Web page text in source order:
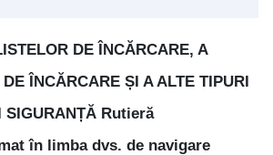
DE ÎNCĂRCARE, A
ÎNCĂRCARE ȘI A ALTE TIPURI
SIGURANȚĂ Rutieră
în limba dvs. de navigare